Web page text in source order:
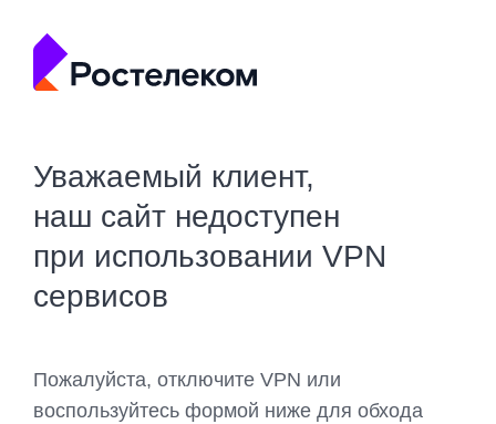
Уважаемый клиент,
наш сайт недоступен
при использовании VPN
сервисов
Пожалуйста, отключите VPN или
воспользуйтесь формой ниже для обхода